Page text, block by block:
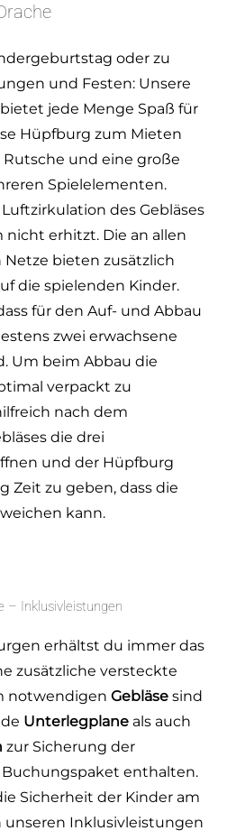
oder zu
und Festen: Unsere
jede Menge Spaß für
Hüpfburg zum Mieten
und eine große
Spielelementen.
des Gebläses
erhitzt. Die an allen
bieten zusätzlich
die spielenden Kinder.
für den Auf- und Abbau
zwei erwachsene
Um beim Abbau die
verpackt zu
nach dem
die drei
und der Hüpfburg
Zeit zu geben, dass die
kann.
– Inklusivleistungen
erhältst du immer das
zusätzliche versteckte
notwendigen Gebläse sind
Unterlegplane als auch
zur Sicherung der
enthalten.
Sicherheit der Kinder am
unseren Inklusivleistungen